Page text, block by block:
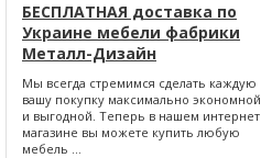
БЕСПЛАТНАЯ доставка по
Украине мебели фабрики
Металл-Дизайн
Мы всегда стремимся сделать каждую
вашу покупку максимально экономной
и выгодной. Теперь в нашем интернет
магазине вы можете купить любую
мебель ...